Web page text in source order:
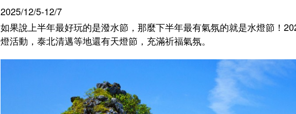
2025/12/5-12/7
如果說上半年最好玩的是潑水節，那麼下半年最有氣氛的就是水燈節！
燈活動，泰北清邁等地還有天燈節，充滿祈福氣氛。